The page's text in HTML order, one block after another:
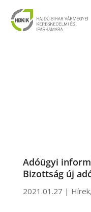
Adóügyi
Bizottság új
2021.01.27 | Hírek,